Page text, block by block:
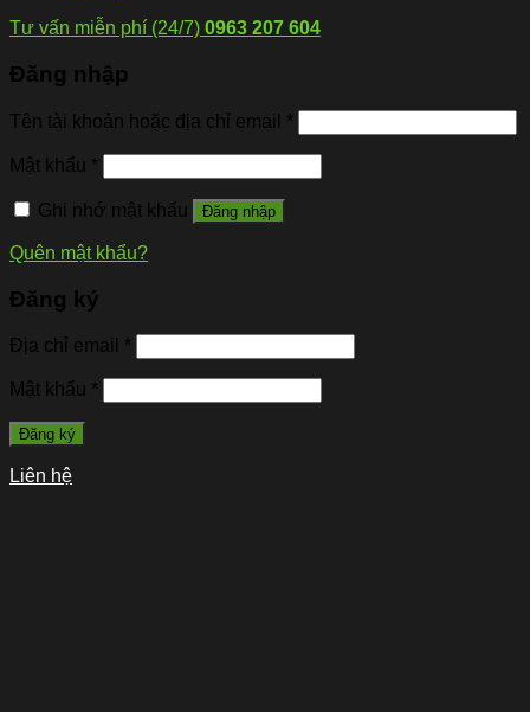
Tư vấn miễn phí (24/7) 0963 207 604
Đăng nhập
Tên tài khoản hoặc địa chỉ email *
Mật khẩu *
Ghi nhớ mật khẩu Đăng nhập
Quên mật khẩu?
Đăng ký
Địa chỉ email *
Mật khẩu *
Đăng ký
Liên hệ